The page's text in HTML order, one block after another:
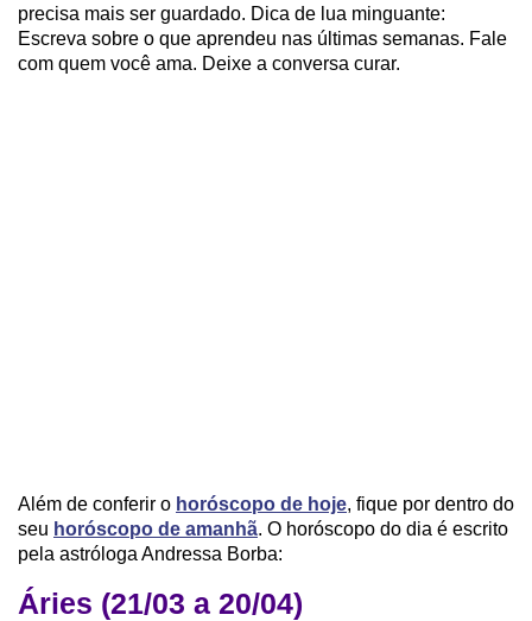
precisa mais ser guardado. Dica de lua minguante:
Escreva sobre o que aprendeu nas últimas semanas. Fale
com quem você ama. Deixe a conversa curar.
Além de conferir o horóscopo de hoje, fique por dentro do
seu horóscopo de amanhã. O horóscopo do dia é escrito
pela astróloga Andressa Borba:
Áries (21/03 a 20/04)